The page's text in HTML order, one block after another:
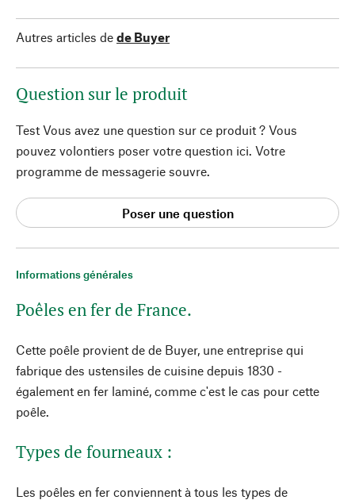
Informations générales
Poêles en fer de France.
Cette poêle provient de de Buyer, une entreprise qui
fabrique des ustensiles de cuisine depuis 1830 -
également en fer laminé, comme c'est le cas pour cette
poêle.
Types de fourneaux :
Les poêles en fer conviennent à tous les types de
Autres articles de de Buyer
Question sur le produit
Test Vous avez une question sur ce produit ? Vous
pouvez volontiers poser votre question ici. Votre
programme de messagerie souvre.
Poser une question